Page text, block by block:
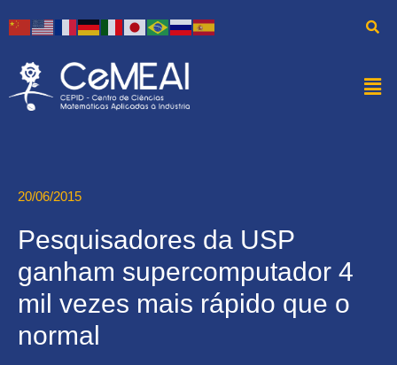
20/06/2015
Pesquisadores da USP
ganham supercomputador 4
mil vezes mais rápido que o
normal